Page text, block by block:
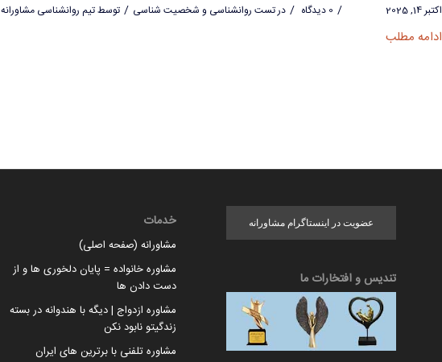
اکتبر 14, 2025 / 0 دیدگاه / درتست روانشناسی و شخصیت شناسی / توسطتیم روانشناسی مشاورانه
ادامه مطلب
عضویت در اینستاگرام مشاورانه
تندیس و افتخارات ما
خدمات
مشاورانه (صفحه اصلی)
مشاوره خانواده = پایان دلخوری ها و از
دست دادن ها
مشاوره ازدواج | دیگه با هندوانه در بسته
زندگیتو نابود نکن
مشاوره تلفنی با برترین های ایران